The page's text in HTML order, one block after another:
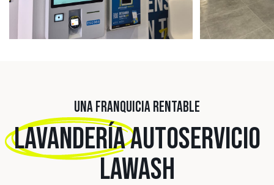
UNA FRANQUICIA RENTABLE
LAVANDERÍAAUTOSERVICIO
LAWASH